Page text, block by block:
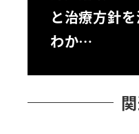
と治療方針
わか…